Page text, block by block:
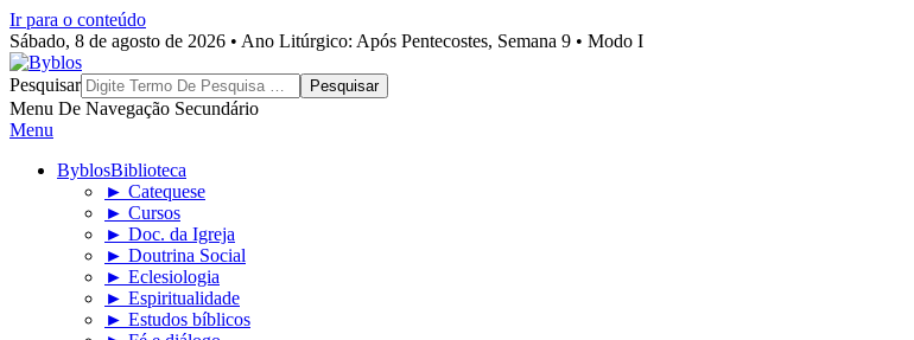
Ir para o conteúdo
Sábado, 8 de agosto de 2026 • Ano Litúrgico: Após Pentecostes, Semana 9 • Modo I
Byblos
Pesquisar
Menu De Navegação Secundário
Menu
ByblosBiblioteca
► Catequese
► Cursos
► Doc. da Igreja
► Doutrina Social
► Eclesiologia
► Espiritualidade
► Estudos bíblicos